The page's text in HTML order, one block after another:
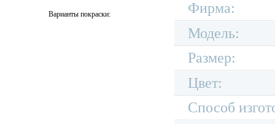
Варианты покраски:
Фирма:
Модель:
Размер:
Цвет:
Способ